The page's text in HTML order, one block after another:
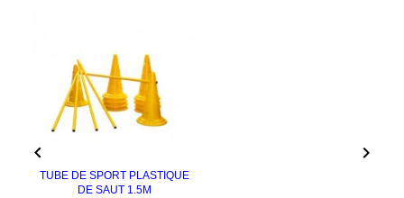
TUBE DE SPORT PLASTIQUE
DE SAUT 1.5M
 